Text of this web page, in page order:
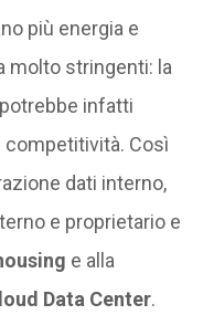
più energia e
molto stringenti: la
infatti
competitività. Così
dati interno,
e proprietario e
e alla
Data Center.